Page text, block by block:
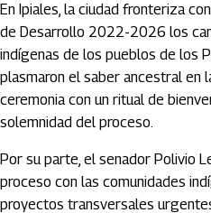
En Ipiales, la ciudad fronteriza
de Desarrollo 2022-2026 los
indígenas de los pueblos de los
plasmaron el saber ancestral en
ceremonia con un ritual de
solemnidad del proceso.
Por su parte, el senador Polivio
proceso con las comunidades
proyectos transversales